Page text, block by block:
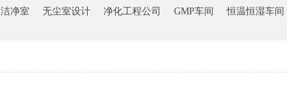
洁净室 无尘室设计 净化工程公司 GMP车间 恒温恒湿车间